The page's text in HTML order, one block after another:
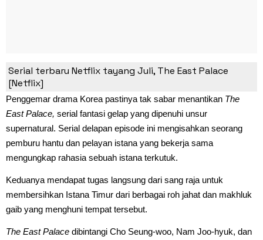
5. The East Palace (17 Juli)
Serial terbaru Netflix tayang Juli, The East Palace
[Netflix]
Penggemar drama Korea pastinya tak sabar menantikan The
East Palace, serial fantasi gelap yang dipenuhi unsur
supernatural. Serial delapan episode ini mengisahkan seorang
pemburu hantu dan pelayan istana yang bekerja sama
mengungkap rahasia sebuah istana terkutuk.
Keduanya mendapat tugas langsung dari sang raja untuk
membersihkan Istana Timur dari berbagai roh jahat dan makhluk
gaib yang menghuni tempat tersebut.
The East Palace dibintangi Cho Seung-woo, Nam Joo-hyuk, dan